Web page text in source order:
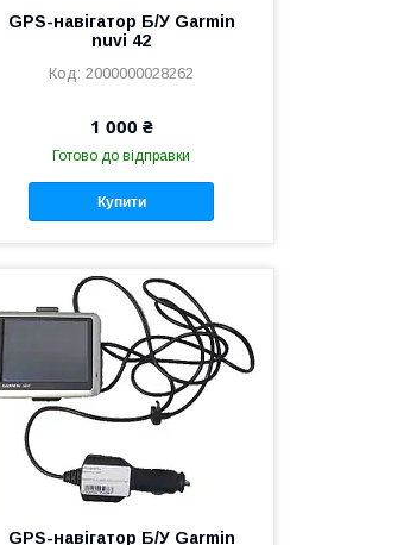
GPS-навігатор Б/У Garmin
nuvi 42
2000000028262
1 000 ₴
Готово до відправки
Купити
GPS-навігатор Б/У Garmin